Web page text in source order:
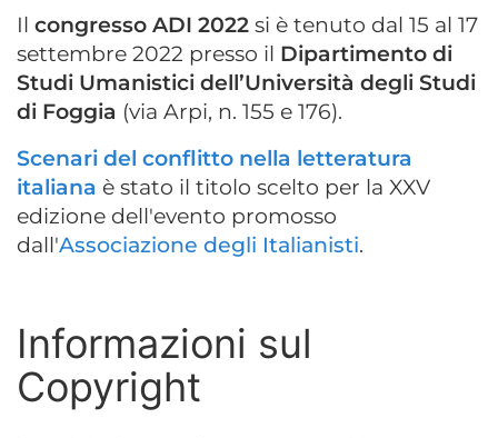
Il congresso ADI 2022 si è tenuto dal 15 al 17
settembre 2022 presso il Dipartimento di
Studi Umanistici dell’Università degli Studi
di Foggia (via Arpi, n. 155 e 176).
Scenari del conflitto nella letteratura
italiana è stato il titolo scelto per la XXV
edizione dell'evento promosso
dall'Associazione degli Italianisti.
Informazioni sul
Copyright